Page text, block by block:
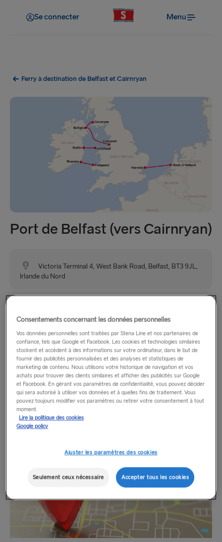
Se connecter Menu
Ferry à destination de Belfast et Cairnryan
Port de Belfast (vers Cairnryan)
Victoria Terminal 4, West Bank Road, Belfast, BT3 9JL,
Irlande du Nord
réseau autoroutier à la sortie 1 de l’autoroute M2, offrant un
accès facile au centre-ville de Belfast et au reste de l’Irlande.
Heures d’ouverture
Du lundi au dimanche : de 6h à 22h30
Lieu
Consentements concernant les données personnelles
Vos données personnelles sont traitées par Stena Line et nos partenaires de
confiance, tels que Google et Facebook. Les cookies et technologies similaires
stockent et accèdent à des informations sur votre ordinateur, dans le but de
fournir des publicités personnalisées et des analyses et statistiques de
marketing de contenu. Nous utilisons votre historique de navigation et vos
achats pour trouver des clients similaires et afficher des publicités sur Google
et Facebook. En gérant vos paramètres de confidentialité, vous pouvez décider
qui sera autorisé à utiliser vos données et à quelles fins de traitement. Vous
pouvez toujours modifier vos paramètres ou retirer votre consentement à tout
moment.
Lire la politique des cookies
Google policy
Ajuster les paramètres des cookies
Seulement ceux nécessaire Accepter tous les cookies